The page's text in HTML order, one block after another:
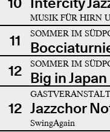
MUSIK FÜR HIRN
11 SOMMER IM
12
SOMMER IM
Big in Japan
12 Jazzchor
SwingAgain